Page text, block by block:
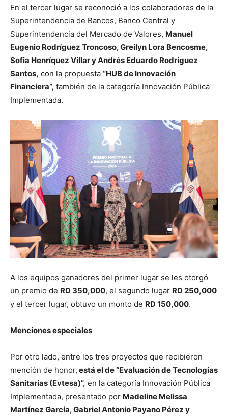
En el tercer lugar se reconoció a los colaboradores de la
Superintendencia de Bancos, Banco Central y
Superintendencia del Mercado de Valores, Manuel
Eugenio Rodríguez Troncoso, Greilyn Lora Bencosme,
Sofia Henríquez Villar y Andrés Eduardo Rodríguez
Santos, con la propuesta “HUB de Innovación
Financiera”, también de la categoría Innovación Pública
Implementada.
A los equipos ganadores del primer lugar se les otorgó
un premio de RD 350,000, el segundo lugar RD 250,000
y el tercer lugar, obtuvo un monto de RD 150,000.
Menciones especiales
Por otro lado, entre los tres proyectos que recibieron
mención de honor, está el de “Evaluación de Tecnologías
Sanitarias (Evtesa)”, en la categoría Innovación Pública
Implementada, presentado por Madeline Melissa
Martínez García, Gabriel Antonio Payano Pérez y